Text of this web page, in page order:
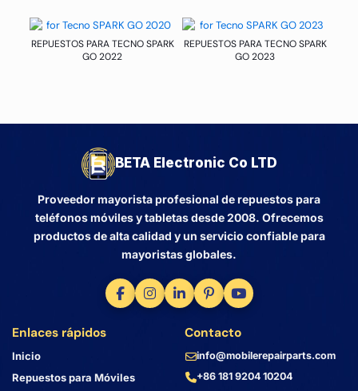
REPUESTOS PARA TECNO SPARK
GO 2022
REPUESTOS PARA TECNO SPARK
GO 2023
BETA Electronic Co LTD
Proveedor mayorista profesional de repuestos para
teléfonos móviles y tabletas desde 2008. Ofrecemos
productos de alta calidad y un servicio confiable para
mayoristas globales.
Enlaces rápidos
Inicio
Repuestos para Móviles
Contacto
info@mobilerepairparts.com
+86 181 9204 10204